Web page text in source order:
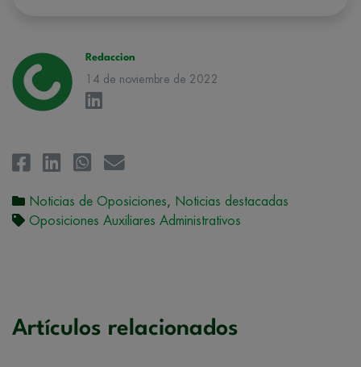
Redaccion
14 de noviembre de 2022
Noticias de Oposiciones, Noticias destacadas
Oposiciones Auxiliares Administrativos
Artículos relacionados